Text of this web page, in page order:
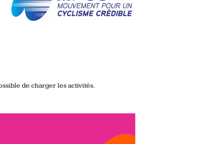
de charger les activités.